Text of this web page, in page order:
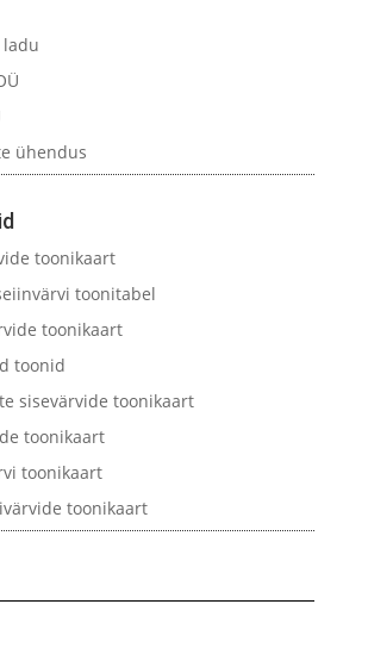
ühendus
toonikaart
toonitabel
toonikaart
toonid
sisevärvide toonikaart
toonikaart
toonikaart
toonikaart